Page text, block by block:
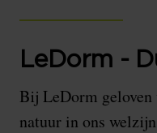
LeDorm -
Bij LeDorm geloven
natuur in ons